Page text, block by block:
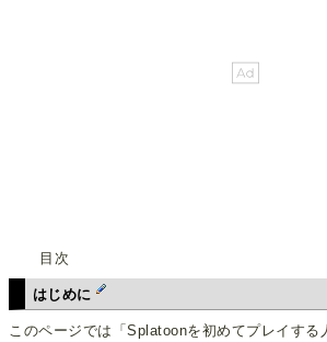
目次
はじめに
このページでは「Splatoonを初めてプレイする